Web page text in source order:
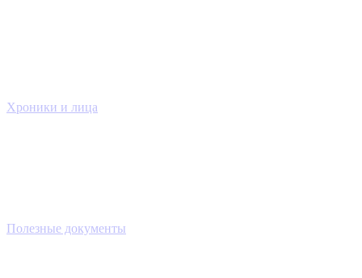
Хроники и лица
Полезные документы